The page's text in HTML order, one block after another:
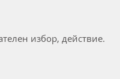
избор, действие.